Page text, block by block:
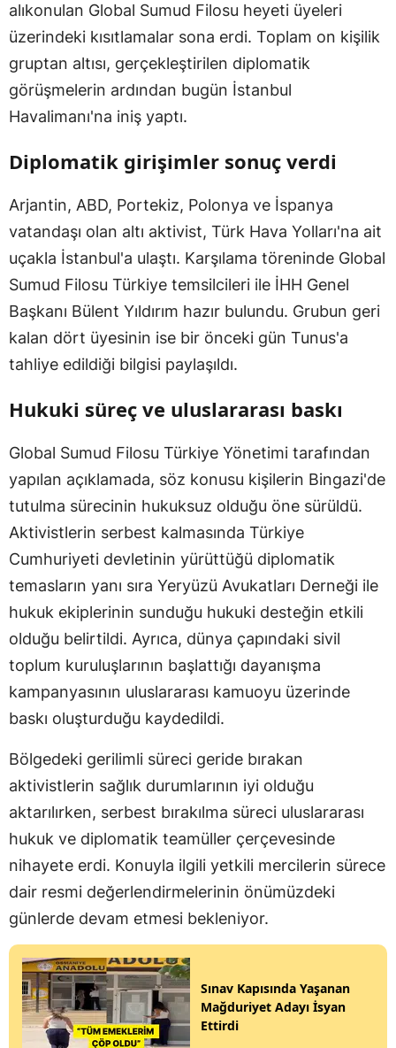
alıkonulan Global Sumud Filosu heyeti üyeleri
üzerindeki kısıtlamalar sona erdi. Toplam on kişilik
gruptan altısı, gerçekleştirilen diplomatik
görüşmelerin ardından bugün İstanbul
Havalimanı'na iniş yaptı.
Diplomatik girişimler sonuç verdi
Arjantin, ABD, Portekiz, Polonya ve İspanya
vatandaşı olan altı aktivist, Türk Hava Yolları'na ait
uçakla İstanbul'a ulaştı. Karşılama töreninde Global
Sumud Filosu Türkiye temsilcileri ile İHH Genel
Başkanı Bülent Yıldırım hazır bulundu. Grubun geri
kalan dört üyesinin ise bir önceki gün Tunus'a
tahliye edildiği bilgisi paylaşıldı.
Hukuki süreç ve uluslararası baskı
Global Sumud Filosu Türkiye Yönetimi tarafından
yapılan açıklamada, söz konusu kişilerin Bingazi'de
tutulma sürecinin hukuksuz olduğu öne sürüldü.
Aktivistlerin serbest kalmasında Türkiye
Cumhuriyeti devletinin yürüttüğü diplomatik
temasların yanı sıra Yeryüzü Avukatları Derneği ile
hukuk ekiplerinin sunduğu hukuki desteğin etkili
olduğu belirtildi. Ayrıca, dünya çapındaki sivil
toplum kuruluşlarının başlattığı dayanışma
kampanyasının uluslararası kamuoyu üzerinde
baskı oluşturduğu kaydedildi.
Bölgedeki gerilimli süreci geride bırakan
aktivistlerin sağlık durumlarının iyi olduğu
aktarılırken, serbest bırakılma süreci uluslararası
hukuk ve diplomatik teamüller çerçevesinde
nihayete erdi. Konuyla ilgili yetkili mercilerin sürece
dair resmi değerlendirmelerinin önümüzdeki
günlerde devam etmesi bekleniyor.
Sınav Kapısında Yaşanan
Mağduriyet Adayı İsyan
Ettirdi